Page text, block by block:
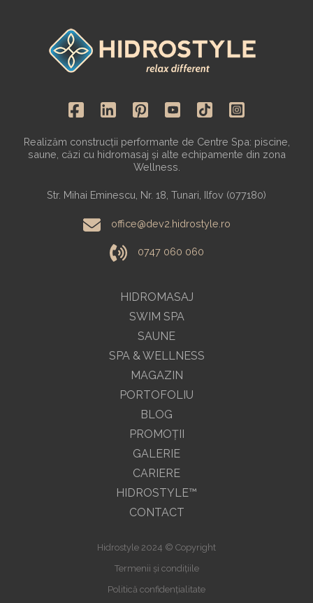
HIDROMASAJ
SWIM SPA
SAUNE
SPA & WELLNESS
MAGAZIN
Realizăm construcții performante de Centre Spa: piscine,
saune, căzi cu hidromasaj și alte echipamente din zona
Wellness.
Str. Mihai Eminescu, Nr. 18, Tunari, Ilfov (077180)
office@dev2.hidrostyle.ro
0747 060 060
PORTOFOLIU
BLOG
PROMOŢII
GALERIE
CARIERE
HIDROSTYLE™
CONTACT
Hidrostyle 2024 © Copyright
Termenii și condițiile
Politică confidențialitate